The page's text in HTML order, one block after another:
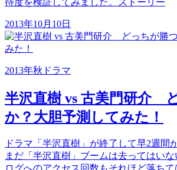
2013年10月10日
2013年秋ドラマ
半沢直樹 vs 古美門研介
か？大胆予測してみた！
ドラマ「半沢直樹」が終了して早2週間
まだ「半沢直樹」ブームは去ってはい